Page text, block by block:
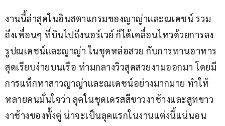
งานนี้ล่าสุดในอินสตาแกรมของญาญ่าและณเดชน์ รวม
ถึงเพื่อนๆ ที่บินไปถึงนอร์เวย์ ก็ได้เคลื่อนไหวด้วยการลง
รูปณเดชน์และญาญ่า ในชุดหล่อสวย กับการทานอาหาร
สุดเรียบง่ายบนเรือ ท่ามกลางวิวสุดสวยงามออกมา โดยมี
การแท็กหาสาวญาญ่าและณเดชน์อย่างมากมาย ทำให้
หลายคนมั่นใจว่า ลุคในชุดเดรสสีขาวงาช้างและสูทขาว
งาช้างของทั้งคู่ น่าจะเป็นลุคแรกในงานแต่งนี้แน่นอน